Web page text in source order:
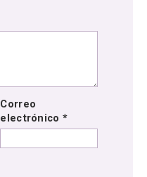
Correo
electrónico *